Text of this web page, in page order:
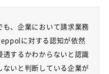
、企業において請求業務
に対する認知が依然
するかわからないと認識
いと判断している企業が